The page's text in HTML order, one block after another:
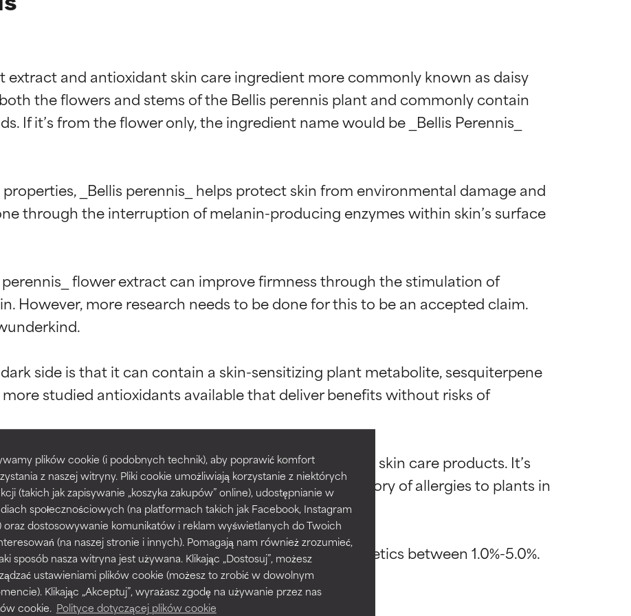
plików cookie (i podobnych technik), aby poprawić komfort
z naszej witryny. Pliki cookie umożliwiają korzystanie z niektórych
(takich jak zapisywanie „koszyka zakupów” online), udostępnianie w
społecznościowych (na platformach takich jak Facebook, Instagram
oraz dostosowywanie komunikatów i reklam wyświetlanych do Twoich
(na naszej stronie i innych). Pomagają nam również zrozumieć,
sposób nasza witryna jest używana. Klikając „Dostosuj”, możesz
ustawieniami plików cookie (możesz to zrobić w dowolnym
Klikając „Akceptuj”, wyrażasz zgodę na używanie przez nas
cookie. Polityce dotyczącej plików cookie
extract and antioxidant skin care ingredient more commonly known as daisy
the flowers and stems of the Bellis perennis plant and commonly contain
If it’s from the flower only, the ingredient name would be _Bellis Perennis_
_Bellis perennis_ helps protect skin from environmental damage and
through the interruption of melanin-producing enzymes within skin’s surface
flower extract can improve firmness through the stimulation of
However, more research needs to be done for this to be an accepted claim.
dark side is that it can contain a skin-sensitizing plant metabolite, sesquiterpene
studied antioxidants available that deliver benefits without risks of
with feverfew extract, a soothing plant used in some skin care products. It’s
both ingredients, especially if you have a known history of allergies to plants in
i potwierdzone przez niezależne badania. Wyjątkowy składnik aktywny
poprawy tekstury, stabilności lub penetracji formuły.
ale może mieć problemy estetyczne, stabilności lub inne, które
użyteczność.
podrażnienia. Ryzyko wzrasta w połączeniu z innymi
składnikami.
i potwierdzone przez niezależne badania. Wyjątkowy składnik aktywny
poprawy tekstury, stabilności lub penetracji formuły.
ale może mieć problemy estetyczne, stabilności lub inne, które
użyteczność.
podrażnienia. Ryzyko wzrasta w połączeniu z innymi
składnikami.